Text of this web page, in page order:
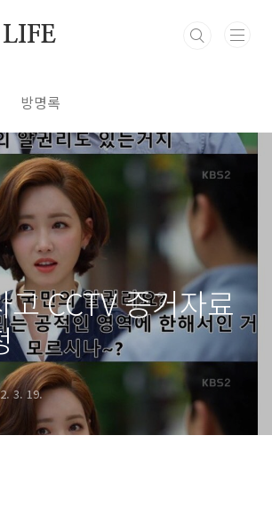
방명록
거자료
3. 19.